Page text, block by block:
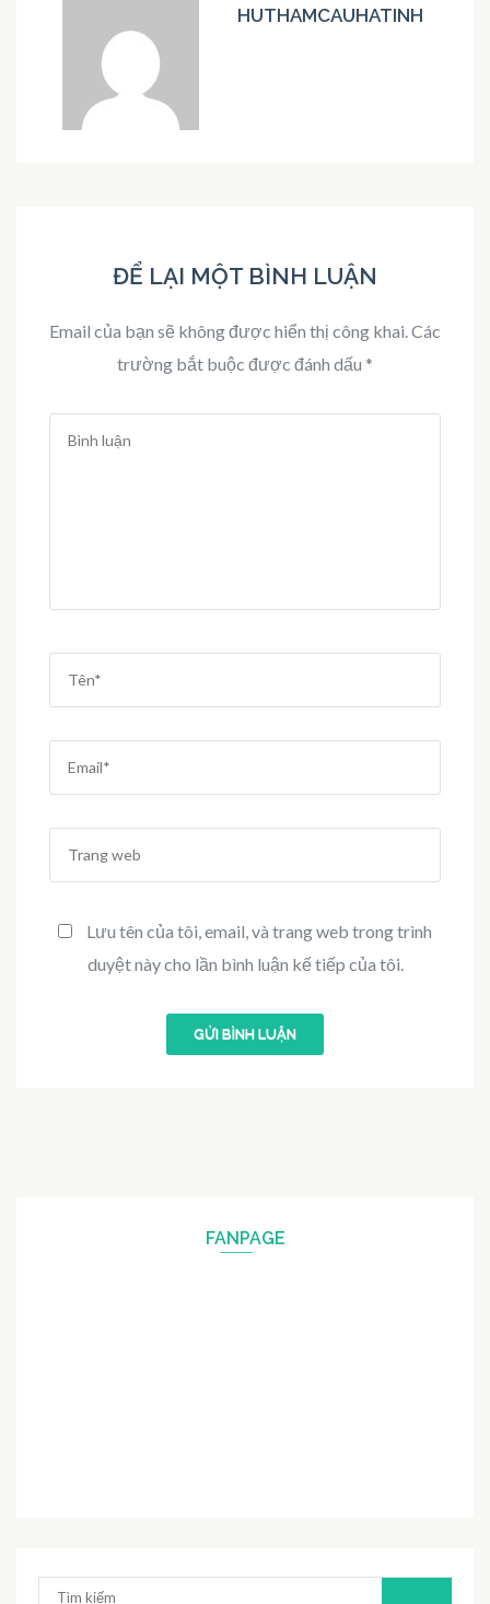
HUTHAMCAUHATINH
ĐỂ LẠI MỘT BÌNH LUẬN
Email của bạn sẽ không được hiển thị công khai.Các
trường bắt buộc được đánh dấu *
Lưu tên của tôi, email, và trang web trong trình
duyệt này cho lần bình luận kế tiếp của tôi.
FANPAGE